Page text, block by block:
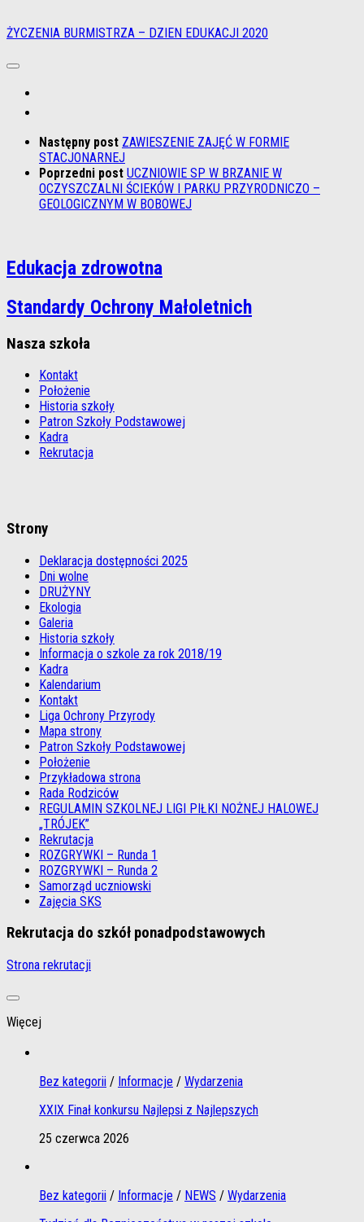
ŻYCZENIA BURMISTRZA – DZIEN EDUKACJI 2020
Następny post ZAWIESZENIE ZAJĘĆ W FORMIE
STACJONARNEJ
Poprzedni post UCZNIOWIE SP W BRZANIE W
OCZYSZCZALNI ŚCIEKÓW I PARKU PRZYRODNICZO –
GEOLOGICZNYM W BOBOWEJ
Edukacja zdrowotna
Standardy Ochrony Małoletnich
Nasza szkoła
Kontakt
Położenie
Historia szkoły
Patron Szkoły Podstawowej
Kadra
Rekrutacja
Strony
Deklaracja dostępności 2025
Dni wolne
DRUŻYNY
Ekologia
Galeria
Historia szkoły
Informacja o szkole za rok 2018/19
Kadra
Kalendarium
Kontakt
Liga Ochrony Przyrody
Mapa strony
Patron Szkoły Podstawowej
Położenie
Przykładowa strona
Rada Rodziców
REGULAMIN SZKOLNEJ LIGI PIŁKI NOŻNEJ HALOWEJ
„TRÓJEK”
Rekrutacja
ROZGRYWKI – Runda 1
ROZGRYWKI – Runda 2
Samorząd uczniowski
Zajęcia SKS
Rekrutacja do szkół ponadpodstawowych
Strona rekrutacji
Więcej
Bez kategorii / Informacje / Wydarzenia
XXIX Finał konkursu Najlepsi z Najlepszych
25 czerwca 2026
Bez kategorii / Informacje / NEWS / Wydarzenia